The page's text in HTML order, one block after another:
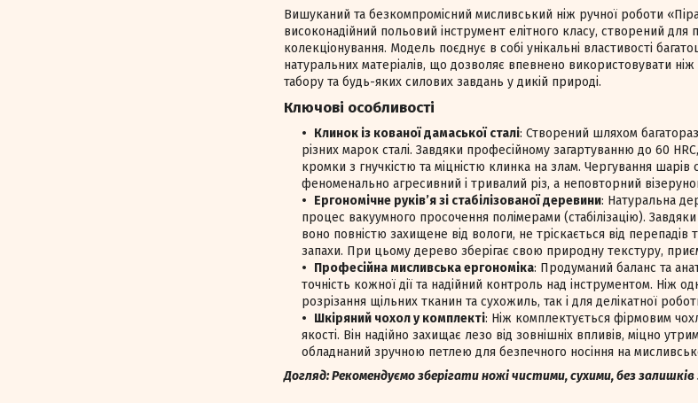
Вишуканий та безкомпромісний мисливський ніж ручної роботи
високонадійний польовий інструмент елітного класу, створений
колекціонування. Модель поєднує в собі унікальні властивості
натуральних матеріалів, що дозволяє впевнено використовувати
табору та будь-яких силових завдань у дикій природі.
Ключові особливості
Клинок із кованої дамаської сталі: Створений шляхом
різних марок сталі. Завдяки професійному загартуванню до 60
кромки з гнучкістю та міцністю клинка на злам. Чергування
феноменально агресивний і тривалий різ, а неповторний
Ергономічне руків’я зі стабілізованої деревини: Натуральна
процес вакуумного просочення полімерами (стабілізацію).
воно повністю захищене від вологи, не тріскається від
запахи. При цьому дерево зберігає свою природну текстуру,
Професійна мисливська ергономіка: Продуманий баланс та
точність кожної дії та надійний контроль над інструментом. Ніж
розрізання щільних тканин та сухожиль, так і для делікатної
Шкіряний чохол у комплекті: Ніж комплектується фірмовим
якості. Він надійно захищає лезо від зовнішніх впливів, міцно
обладнаний зручною петлею для безпечного носіння на
Догляд: Рекомендуємо зберігати ножі чистими, сухими, без